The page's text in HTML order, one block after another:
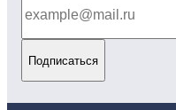
Подписаться